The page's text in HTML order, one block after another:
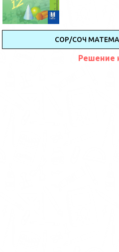
СОР/СОЧ
Решение